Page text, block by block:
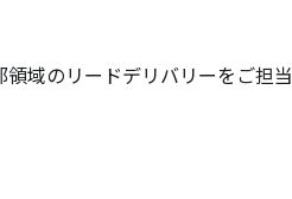
域のリードデリバリーをご担当